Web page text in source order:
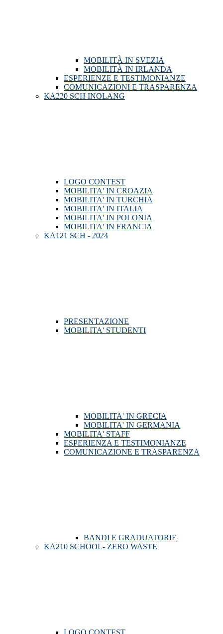
MOBILITÀ IN SVEZIA
MOBILITÀ IN IRLANDA
ESPERIENZE E TESTIMONIANZE
COMUNICAZIONI E TRASPARENZA
KA220 SCH INOLANG
LOGO CONTEST
MOBILITA' IN CROAZIA
MOBILITA' IN TURCHIA
MOBILITA' IN ITALIA
MOBILITA' IN POLONIA
MOBILITA' IN FRANCIA
KA121 SCH - 2024
PRESENTAZIONE
MOBILITA' STUDENTI
MOBILITA' IN GRECIA
MOBILITA' IN GERMANIA
MOBILITA' STAFF
ESPERIENZA E TESTIMONIANZE
COMUNICAZIONE E TRASPARENZA
BANDI E GRADUATORIE
KA210 SCHOOL- ZERO WASTE